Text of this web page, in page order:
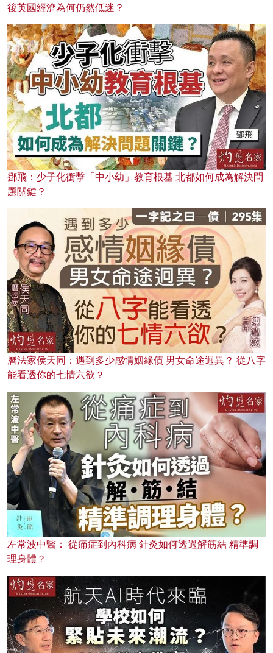
後英國經濟為何仍然低迷？
鄧飛：少子化衝擊「中小幼」教育根基 北都如何成為解決問
題關鍵？
曆法家侯天同：遇到多少感情姻緣債 男女命途迥異？ 從八字
能看透你的七情六欲？
左常波中醫： 從痛症到內科病 針灸如何透過解筋結 精準調
理身體？